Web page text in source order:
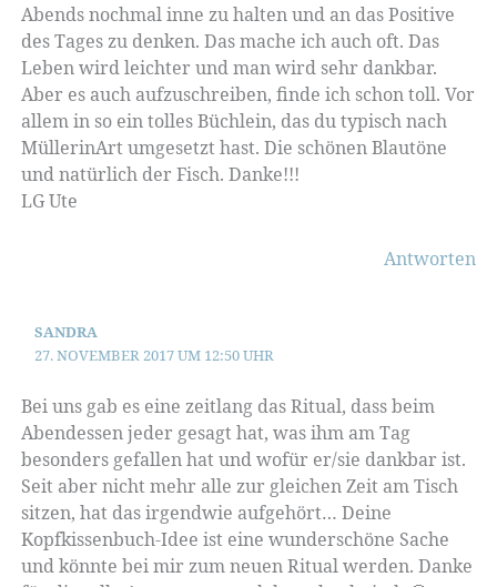
Abends nochmal inne zu halten und an das Positive
des Tages zu denken. Das mache ich auch oft. Das
Leben wird leichter und man wird sehr dankbar.
Aber es auch aufzuschreiben, finde ich schon toll. Vor
allem in so ein tolles Büchlein, das du typisch nach
MüllerinArt umgesetzt hast. Die schönen Blautöne
und natürlich der Fisch. Danke!!!
LG Ute
Antworten
SANDRA
27. NOVEMBER 2017 UM 12:50 UHR
Bei uns gab es eine zeitlang das Ritual, dass beim
Abendessen jeder gesagt hat, was ihm am Tag
besonders gefallen hat und wofür er/sie dankbar ist.
Seit aber nicht mehr alle zur gleichen Zeit am Tisch
sitzen, hat das irgendwie aufgehört… Deine
Kopfkissenbuch-Idee ist eine wunderschöne Sache
und könnte bei mir zum neuen Ritual werden. Danke